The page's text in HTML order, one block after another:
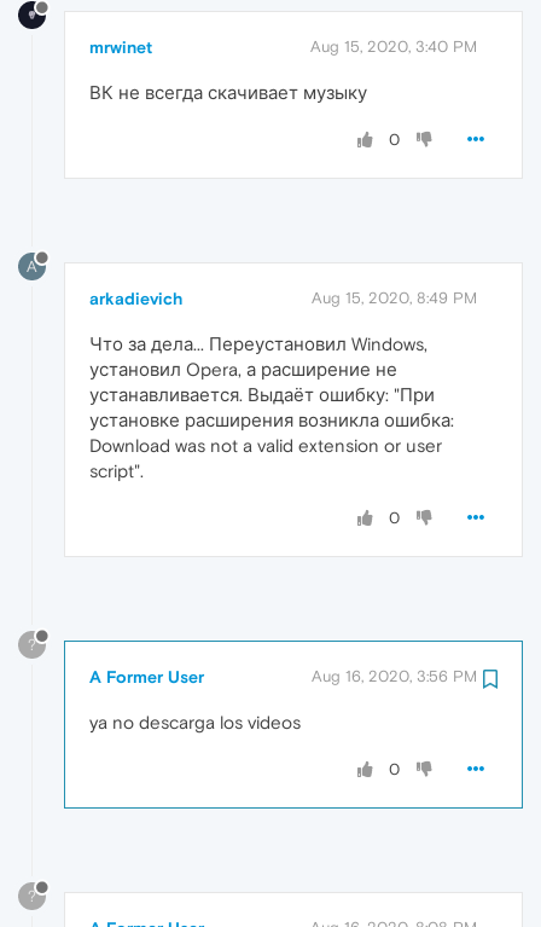
mrwinet Aug 15, 2020, 3:40 PM
ВК не всегда скачивает музыку
0
A
arkadievich Aug 15, 2020, 8:49 PM
Что за дела... Переустановил Windows,
установил Opera, а расширение не
устанавливается. Выдаёт ошибку: "При
установке расширения возникла ошибка:
Download was not a valid extension or user
script".
0
?
A Former User Aug 16, 2020, 3:56 PM
ya no descarga los videos
0
?